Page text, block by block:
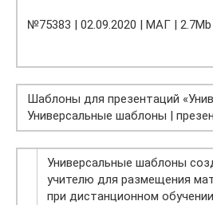
№75383 | 02.09.2020 | МАГ | 2.7Mb
Шаблоны для презентаций
Универсальные шаблоны |
Универсальные шаблоны
учителю для размещения
при дистанционном